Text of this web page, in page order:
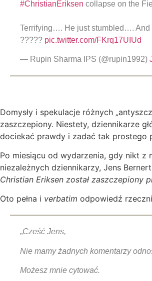
#ChristianEriksen collapse on the
Terrifying…. He just stumbled…. And
????? pic.twitter.com/FKrq17UIUd
— Rupin Sharma IPS (@rupin1992)
Domysły i spekulacje różnych
zaszczepiony. Niestety, dziennikarze
dociekać prawdy i zadać tak prostego
Po miesiącu od wydarzenia, gdy nikt z
niezależnych dziennikarzy, Jens Bernert
Christian Eriksen został zaszczepiony
Oto pełna i verbatim odpowiedź
„Cześć Jens,
Nie mamy żadnych komentarzy
Możesz mnie cytować.